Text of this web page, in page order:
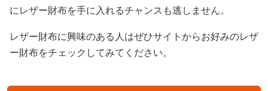
にレザー財布を手に入れるチャンスも逃しません。
レザー財布に興味のある人はぜひサイトからお好みのレザ
ー財布をチェックしてみてください。